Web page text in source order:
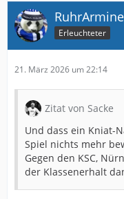
RuhrArmine
Erleuchteter
21. März 2026 um 22:14
Zitat von Sacke
Und dass ein Kniat-
Spiel nichts mehr
Gegen den KSC,
der Klassenerhalt